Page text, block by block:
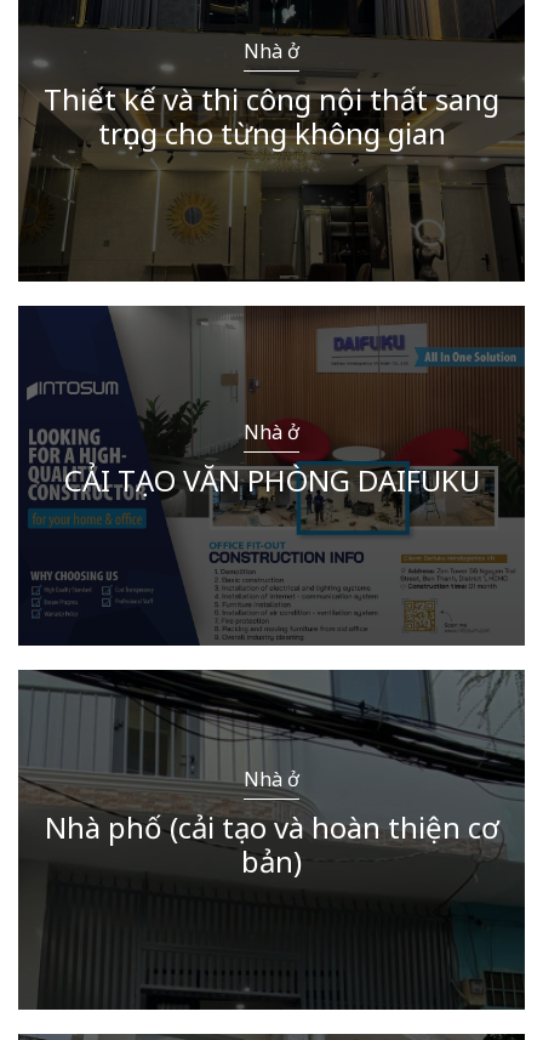
Nhà ở
Thiết kế và thi công nội thất sang
trọng cho từng không gian
Nhà ở
CẢI TẠO VĂN PHÒNG DAIFUKU
Nhà ở
Nhà phố (cải tạo và hoàn thiện cơ
bản)